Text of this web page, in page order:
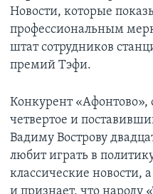
Новости, которые
профессиональным
штат сотрудников
премий Тэфи.
Конкурент «Афонтово»,
четвертое и
Вадиму Вострову
любит играть в
классические новости,